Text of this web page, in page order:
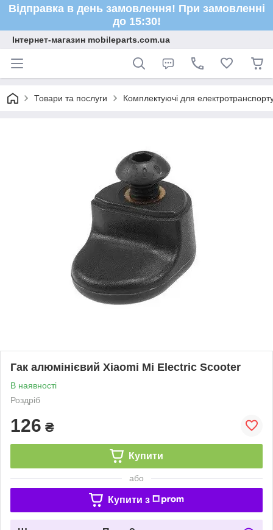
Відправка в день замовлення! При замовленні
до 15:30!
Інтернет-магазин mobileparts.com.ua
Товари та послуги Комплектуючі для
Гак алюмінієвий Xiaomi Mi Electric Scooter
В наявності
Роздріб
126 ₴
Купити
або
Купити з